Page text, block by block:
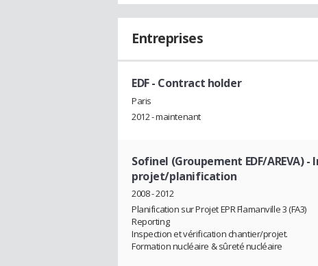
Entreprises
EDF- Contract holder
Paris
2012 - maintenant
Sofinel (Groupement EDF/AREVA)-
projet/planification
2008 - 2012
Planification sur Projet EPR Flamanville 3 (FA3)
Reporting
Inspection et vérification chantier/projet.
Formation nucléaire & sûreté nucléaire